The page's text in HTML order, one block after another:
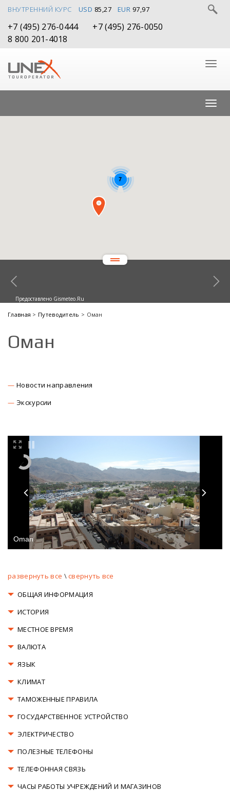
ВНУТРЕННИЙ КУРС USD 85,27 EUR 97,97
+7 (495) 276-0444
+7 (495) 276-0050
8 800 201-4018
7
Предоставлено Gismeteo.Ru
Главная > Путеводитель > Оман
Оман
Новости направления
Экскурсии
Oman
развернуть все \свернуть все
ОБЩАЯ ИНФОРМАЦИЯ
ИСТОРИЯ
МЕСТНОЕ ВРЕМЯ
ВАЛЮТА
ЯЗЫК
КЛИМАТ
ТАМОЖЕННЫЕ ПРАВИЛА
ГОСУДАРСТВЕННОЕ УСТРОЙСТВО
ЭЛЕКТРИЧЕСТВО
ПОЛЕЗНЫЕ ТЕЛЕФОНЫ
ТЕЛЕФОННАЯ СВЯЗЬ
ЧАСЫ РАБОТЫ УЧРЕЖДЕНИЙ И МАГАЗИНОВ